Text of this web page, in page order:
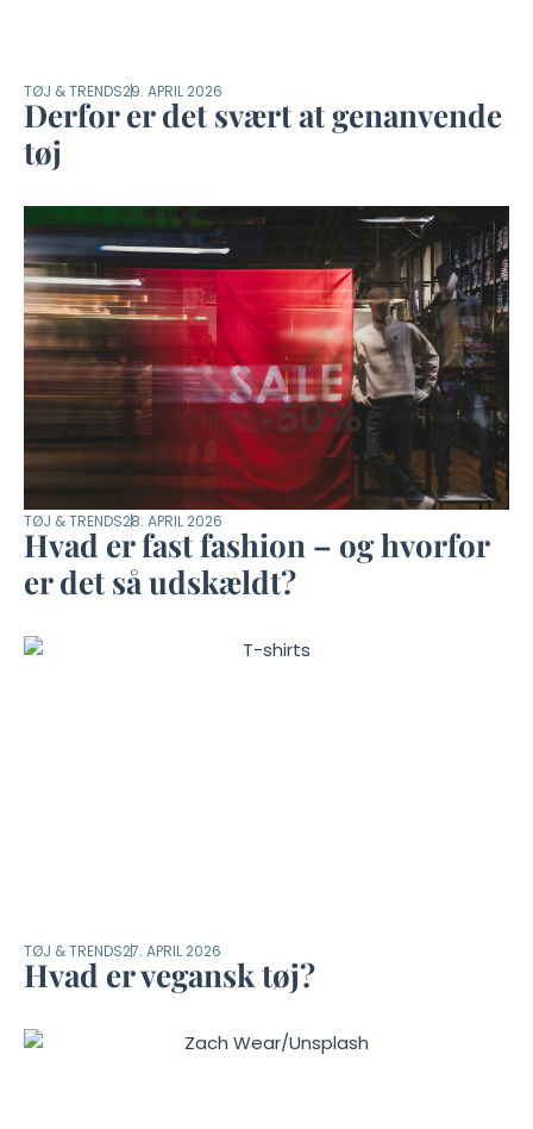
TØJ & TRENDS29. APRIL 2026
Derfor er det svært at genanvende
tøj
TØJ & TRENDS28. APRIL 2026
Hvad er fast fashion – og hvorfor
er det så udskældt?
TØJ & TRENDS27. APRIL 2026
Hvad er vegansk tøj?